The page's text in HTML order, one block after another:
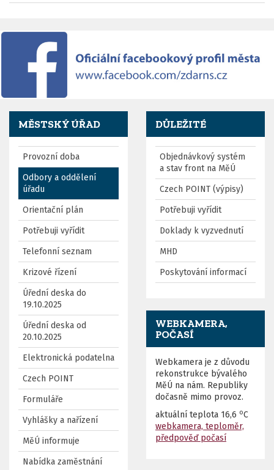
MĚSTSKÝ ÚŘAD
Provozní doba
Odbory a oddělení
úřadu
Orientační plán
Potřebuji vyřídit
Telefonní seznam
Krizové řízení
Úřední deska do
19.10.2025
Úřední deska od
20.10.2025
Elektronická podatelna
Czech POINT
Formuláře
Vyhlášky a nařízení
MěÚ informuje
Nabídka zaměstnání
DŮLEŽITÉ
Objednávkový systém
a stav front na MěÚ
Czech POINT (výpisy)
Potřebuji vyřídit
Doklady k vyzvednutí
MHD
Poskytování informací
WEBKAMERA,
POČASÍ
Webkamera je z důvodu
rekonstrukce bývalého
MěÚ na nám. Republiky
dočasně mimo provoz.
aktuální teplota 16,6 oC
webkamera, teploměr,
předpověď počasí